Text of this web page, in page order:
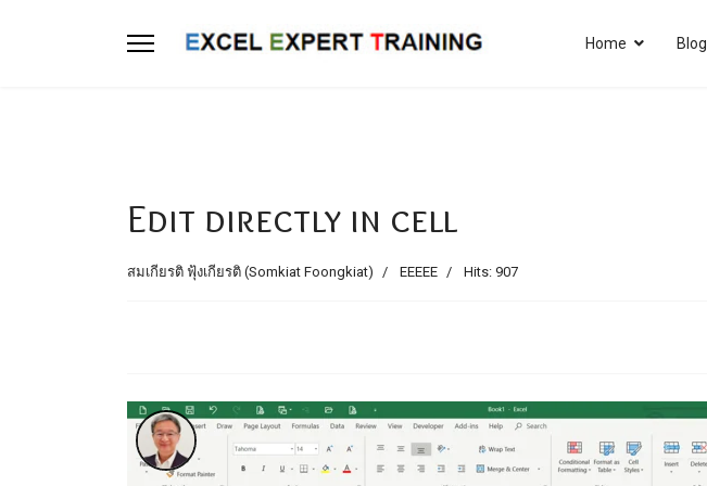
Home Blog
Edit directly in cell
สมเกียรติ ฟุ้งเกียรติ (Somkiat Foongkiat) EEEEE Hits: 907